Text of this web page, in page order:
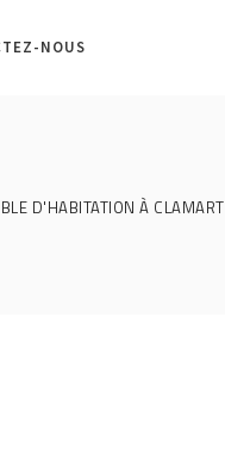
NOUS
D'HABITATION À CLAMART